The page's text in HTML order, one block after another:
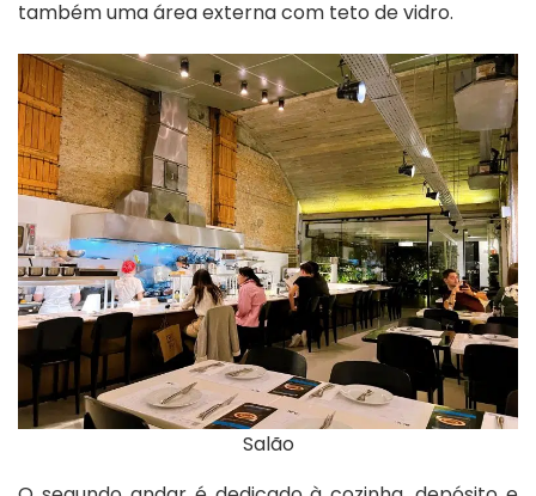
também uma área externa com teto de vidro.
Salão